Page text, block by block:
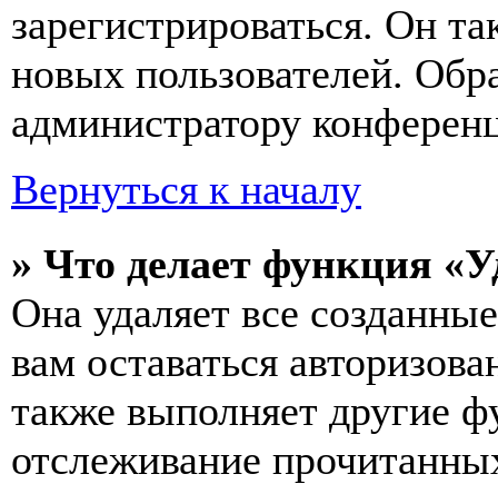
зарегистрироваться. Он
новых пользователей.
администратору
Вернуться к началу
» Что делает функция
Она удаляет все
вам оставаться
также выполняет другие
отслеживание